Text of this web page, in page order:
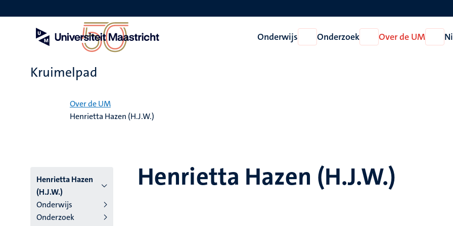
en
Onderwijs
Open
Onderwijs
Onderzoek
Open
Onderzoek
Over de UM
Open
Over
Kruimelpad
Over de UM
Henrietta Hazen (H.J.W.)
Henrietta Hazen
(H.J.W.)
Onderwijs
Onderzoek
Henrietta Hazen (H.J.W.)